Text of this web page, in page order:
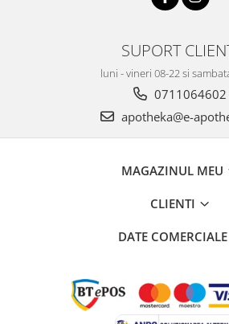
SUPORT
luni - vineri 08-22 si
0711064602
apotheka@e-
MAGAZINUL MEU
CLIENTI
DATE COMERCIALE